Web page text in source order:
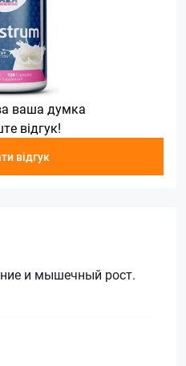
ваша думка
відгук!
відгук
и мышечный рост.